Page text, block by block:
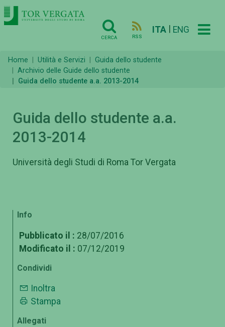
CERCA RSS
ITA ENG
Home Utilità e Servizi
Guida dello studente
Archivio delle Guide dello studente
Guida dello studente a.a. 2013-2014
Guida dello studente a.a.
2013-2014
Università degli Studi di Roma Tor Vergata
Info
Pubblicato il : 28/07/2016
Modificato il : 07/12/2019
Condividi
Inoltra
Stampa
Allegati